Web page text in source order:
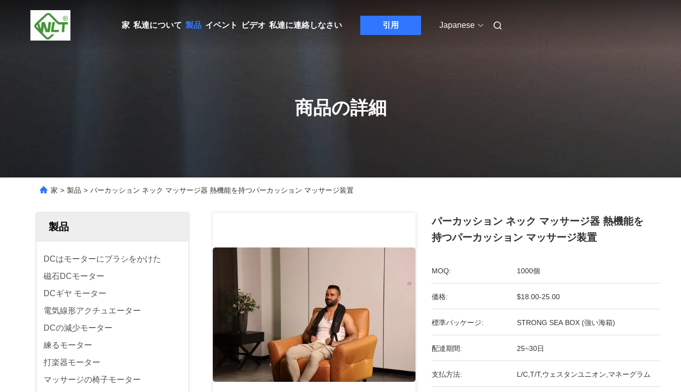
家 私達について 製品 イベント ビデオ 私達に連絡しなさい 引用 Japanese
商品の詳細
家 > 製品 > パーカッション ネック マッサージ器 熱機能を持つパーカッション マッサージ装置
製品
DCはモーターにブラシをかけた
磁石DCモーター
DCギヤ モーター
電気線形アクチュエーター
DCの減少モーター
練るモーター
打楽器モーター
マッサージの椅子モーター
パーカッション ネック マッサージ器 熱機能を
持つパーカッション マッサージ装置
MOQ: 1000個
価格: $18.00-25.00
標準パッケージ: STRONG SEA BOX (強い海箱)
配達期間: 25~30日
支払方法: L/C,T/T,ウェスタンユニオン,マネーグラム